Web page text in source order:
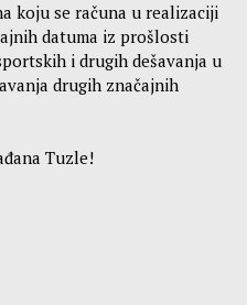
koju se računa u realizaciji
datuma iz prošlosti
i drugih dešavanja u
drugih značajnih
Tuzle!